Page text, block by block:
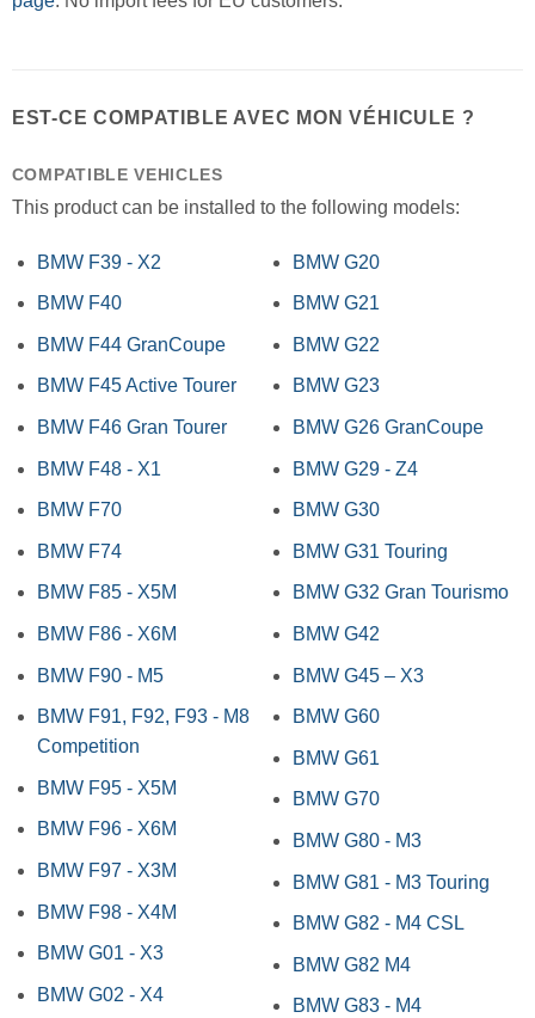
EST-CE COMPATIBLE AVEC MON VÉHICULE ?
COMPATIBLE VEHICLES
This product can be installed to the following models:
BMW F39 - X2
BMW F40
BMW F44 GranCoupe
BMW F45 Active Tourer
BMW F46 Gran Tourer
BMW F48 - X1
BMW F70
BMW F74
BMW F85 - X5M
BMW F86 - X6M
BMW F90 - M5
BMW F91, F92, F93 - M8
Competition
BMW F95 - X5M
BMW F96 - X6M
BMW F97 - X3M
BMW F98 - X4M
BMW G01 - X3
BMW G02 - X4
BMW G20
BMW G21
BMW G22
BMW G23
BMW G26 GranCoupe
BMW G29 - Z4
BMW G30
BMW G31 Touring
BMW G32 Gran Tourismo
BMW G42
BMW G45 – X3
BMW G60
BMW G61
BMW G70
BMW G80 - M3
BMW G81 - M3 Touring
BMW G82 - M4 CSL
BMW G82 M4
BMW G83 - M4